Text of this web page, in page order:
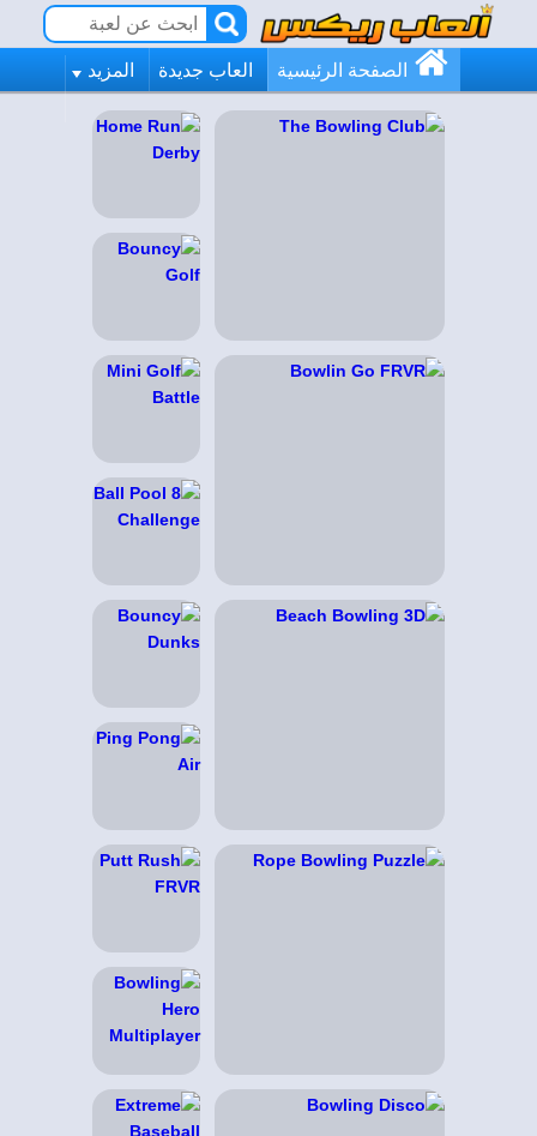
الصفحة الرئيسية العاب جديدة المزيد